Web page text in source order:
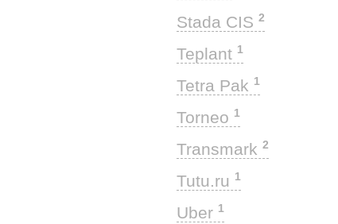
Stada CIS 2
Teplant 1
Tetra Pak 1
Torneo 1
Transmark 2
Tutu.ru 1
Uber 1